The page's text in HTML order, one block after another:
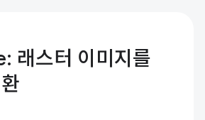
래스터 이미지를